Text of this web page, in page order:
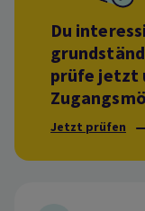
Du
prüfe jetzt
Jetzt prüfen